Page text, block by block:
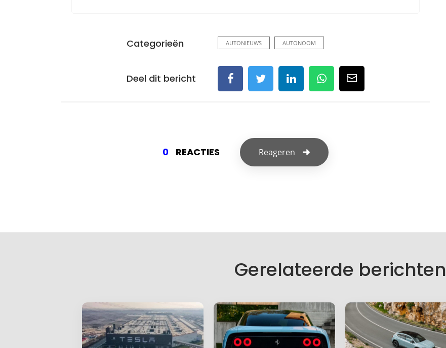
Categorieën AUTONIEUWS AUTONOOM
Deel dit bericht
0 REACTIES Reageren
Naam*
Gerelateerde berichten